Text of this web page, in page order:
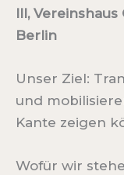
III,
Berlin
Unser Ziel:
und
Kante zeigen
Wofür wir